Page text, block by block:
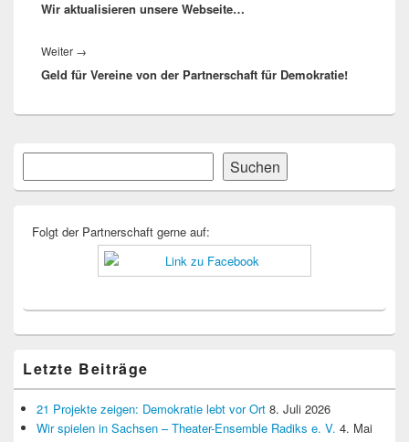
Beitrag:
Wir aktualisieren unsere Webseite…
Weiter →
Beitrag:
Geld für Vereine von der Partnerschaft für Demokratie!
Primärer
Widgetbereich
Suchen
Folgt der Partnerschaft gerne auf:
Letzte Beiträge
21 Projekte zeigen: Demokratie lebt vor Ort 8. Juli 2026
Wir spielen in Sachsen – Theater-Ensemble Radiks e. V. 4. Mai